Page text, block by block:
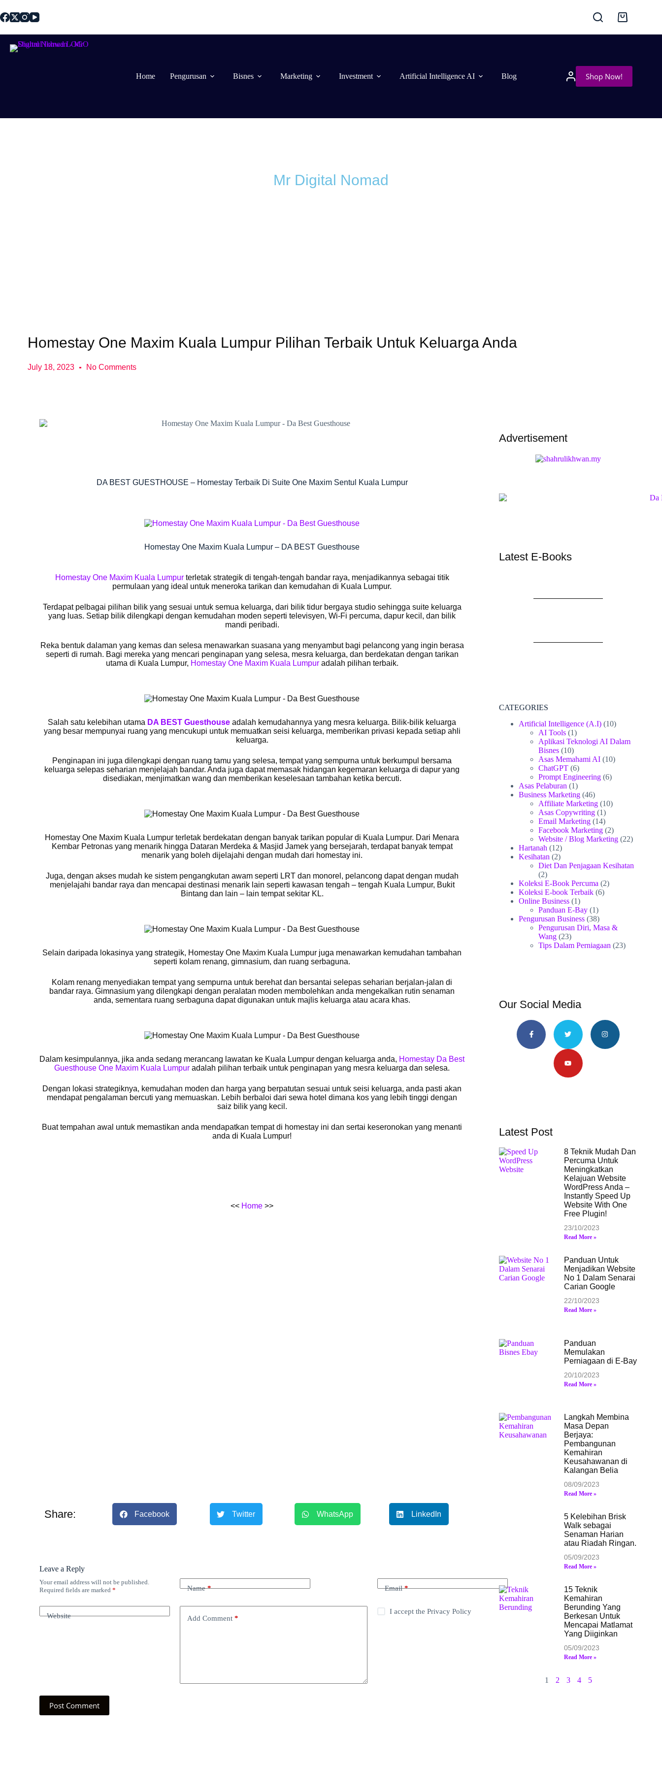
Home Pengurusan Bisnes Marketing Investment Artificial Intelligence AI Blog Shop Now!
Mr Digital Nomad
Homestay One Maxim Kuala Lumpur Pilihan Terbaik Untuk Keluarga Anda
July 18, 2023 No Comments
DA BEST GUESTHOUSE – Homestay Terbaik Di Suite One Maxim Sentul Kuala Lumpur
Homestay One Maxim Kuala Lumpur – DA BEST Guesthouse
Homestay One Maxim Kuala Lumpurterletak strategik di tengah-tengah bandar raya, menjadikannya sebagai titik
permulaan yang ideal untuk meneroka tarikan dan kemudahan di Kuala Lumpur.
Terdapat pelbagai pilihan bilik yang sesuai untuk semua keluarga, dari bilik tidur bergaya studio sehingga suite keluarga
yang luas. Setiap bilik dilengkapi dengan kemudahan moden seperti televisyen, Wi-Fi percuma, dapur kecil, dan bilik
mandi peribadi.
Reka bentuk dalaman yang kemas dan selesa menawarkan suasana yang menyambut bagi pelancong yang ingin berasa
seperti di rumah. Bagi mereka yang mencari penginapan yang selesa, mesra keluarga, dan berdekatan dengan tarikan
utama di Kuala Lumpur, Homestay One Maxim Kuala Lumpuradalah pilihan terbaik.
Salah satu kelebihan utama DA BEST Guesthouse adalah kemudahannya yang mesra keluarga. Bilik-bilik keluarga
yang besar mempunyai ruang yang mencukupi untuk memuatkan seisi keluarga, memberikan privasi kepada setiap ahli
keluarga.
Penginapan ini juga dilengkapi dengan ruang tamu yang selesa, tempat yang sempurna untuk berkumpul bersama
keluarga selepas seharian menjelajah bandar. Anda juga dapat memasak hidangan kegemaran keluarga di dapur yang
disediakan, menjimatkan wang dan memberikan keselesaan tambahan ketika bercuti.
Homestay One Maxim Kuala Lumpur terletak berdekatan dengan banyak tarikan popular di Kuala Lumpur. Dari Menara
Kembar Petronas yang menarik hingga Dataran Merdeka & Masjid Jamek yang bersejarah, terdapat banyak tempat
menarik yang boleh dijelajahi dengan mudah dari homestay ini.
Juga, dengan akses mudah ke sistem pengangkutan awam seperti LRT dan monorel, pelancong dapat dengan mudah
menjelajahi bandar raya dan mencapai destinasi menarik lain seperti kawasan tengah – tengah Kuala Lumpur, Bukit
Bintang dan lain – lain tempat sekitar KL.
Selain daripada lokasinya yang strategik, Homestay One Maxim Kuala Lumpur juga menawarkan kemudahan tambahan
seperti kolam renang, gimnasium, dan ruang serbaguna.
Kolam renang menyediakan tempat yang sempurna untuk berehat dan bersantai selepas seharian berjalan-jalan di
bandar raya. Gimnasium yang dilengkapi dengan peralatan moden membolehkan anda mengekalkan rutin senaman
anda, sementara ruang serbaguna dapat digunakan untuk majlis keluarga atau acara khas.
Dalam kesimpulannya, jika anda sedang merancang lawatan ke Kuala Lumpur dengan keluarga anda, Homestay Da Best
Guesthouse One Maxim Kuala Lumpur adalah pilihan terbaik untuk penginapan yang mesra keluarga dan selesa.
Dengan lokasi strategiknya, kemudahan moden dan harga yang berpatutan sesuai untuk seisi keluarga, anda pasti akan
mendapat pengalaman bercuti yang memuaskan. Lebih berbaloi dari sewa hotel dimana kos yang lebih tinggi dengan
saiz bilik yang kecil.
Buat tempahan awal untuk memastikan anda mendapatkan tempat di homestay ini dan sertai keseronokan yang menanti
anda di Kuala Lumpur!
<< Home >>
Share: Facebook Twitter WhatsApp LinkedIn
Leave a Reply
Your email address will not be published.
Required fields are marked * Name* Email*
Website Add Comment *
I accept thePrivacy Policy
Post Comment
Advertisement
Latest E-Books
CATEGORIES
Artificial Intelligence (A.I) (10)
AI Tools (1)
Aplikasi Teknologi AI Dalam
Bisnes (10)
Asas Memahami AI (10)
ChatGPT (6)
Prompt Engineering (6)
Asas Pelaburan (1)
Business Marketing (46)
Affiliate Marketing (10)
Asas Copywriting (1)
Email Marketing (14)
Facebook Marketing (2)
Website / Blog Marketing (22)
Hartanah (12)
Kesihatan (2)
Diet Dan Penjagaan Kesihatan
(2)
Koleksi E-Book Percuma (2)
Koleksi E-book Terbaik (6)
Online Business (1)
Panduan E-Bay (1)
Pengurusan Business (38)
Pengurusan Diri, Masa &
Wang (23)
Tips Dalam Perniagaan (23)
Our Social Media
Latest Post
8 Teknik Mudah Dan
Percuma Untuk
Meningkatkan
Kelajuan Website
WordPress Anda –
Instantly Speed Up
Website With One
Free Plugin!
23/10/2023
Read More »
Panduan Untuk
Menjadikan Website
No 1 Dalam Senarai
Carian Google
22/10/2023
Read More »
Panduan
Memulakan
Perniagaan di E-Bay
20/10/2023
Read More »
Langkah Membina
Masa Depan
Berjaya:
Pembangunan
Kemahiran
Keusahawanan di
Kalangan Belia
08/09/2023
Read More »
5 Kelebihan Brisk
Walk sebagai
Senaman Harian
atau Riadah Ringan.
05/09/2023
Read More »
15 Teknik
Kemahiran
Berunding Yang
Berkesan Untuk
Mencapai Matlamat
Yang Diiginkan
05/09/2023
Read More »
1 2 3 4 5